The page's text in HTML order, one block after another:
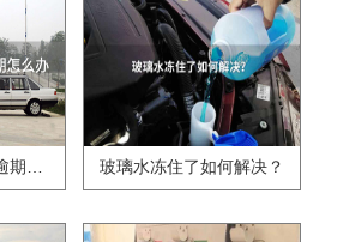
驾驶证到期没有换,逾期怎么办?? 玻璃水冻住了如何解决？